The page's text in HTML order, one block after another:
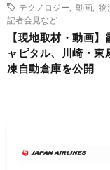
テクノロジー
動画 物
記者会見など
【現地取材・動画】
ャピタル、川崎・東
凍自動倉庫を公開